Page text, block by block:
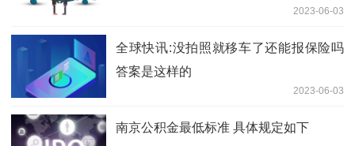
2023-06-03
全球快讯:没拍照就移车了还能报保险吗
答案是这样的
2023-06-03
南京公积金最低标准 具体规定如下